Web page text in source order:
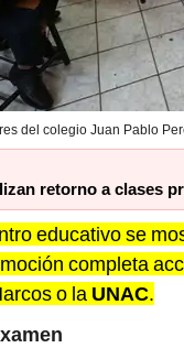
del colegio Juan Pablo
retorno a clases
educativo se
completa
o la UNAC.